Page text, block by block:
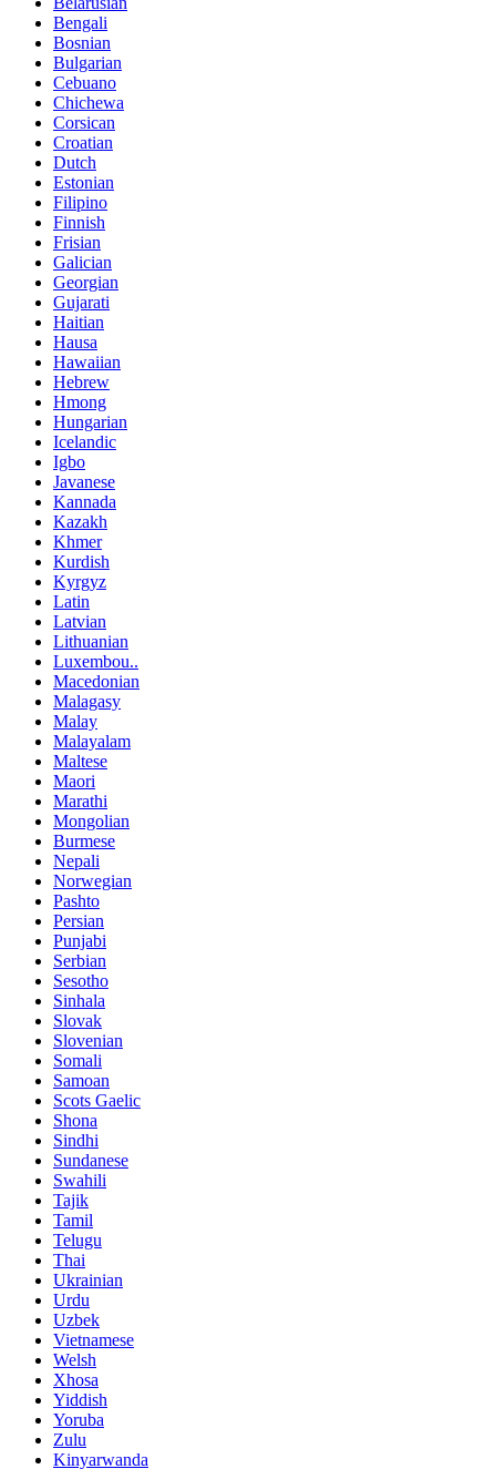
Bengali
Bosnian
Bulgarian
Cebuano
Chichewa
Corsican
Croatian
Dutch
Estonian
Filipino
Finnish
Frisian
Galician
Georgian
Gujarati
Haitian
Hausa
Hawaiian
Hebrew
Hmong
Hungarian
Icelandic
Igbo
Javanese
Kannada
Kazakh
Khmer
Kurdish
Kyrgyz
Latin
Latvian
Lithuanian
Luxembou..
Macedonian
Malagasy
Malay
Malayalam
Maltese
Maori
Marathi
Mongolian
Burmese
Nepali
Norwegian
Pashto
Persian
Punjabi
Serbian
Sesotho
Sinhala
Slovak
Slovenian
Somali
Samoan
Scots Gaelic
Shona
Sindhi
Sundanese
Swahili
Tajik
Tamil
Telugu
Thai
Ukrainian
Urdu
Uzbek
Vietnamese
Welsh
Xhosa
Yiddish
Yoruba
Zulu
Kinyarwanda